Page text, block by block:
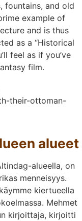
fountains, and old
example of
and is thus
as a “Historical
feel as if you’ve
film.
alueet
alueella, on
menneisyys.
kiertueella
Mehmet
kirjoittaja, kirjoitti